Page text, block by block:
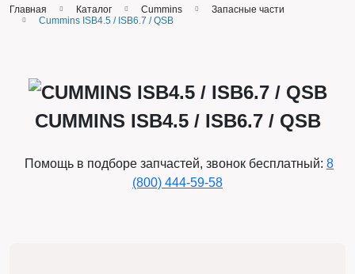
Главная Каталог Cummins
Запасные части
Cummins ISB4.5 / ISB6.7 / QSB
CUMMINS ISB4.5 / ISB6.7 / QSB
Помощь в подборе запчастей, звонок бесплатный: 8
(800) 444-59-58